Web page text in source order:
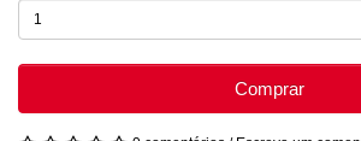
Comprar